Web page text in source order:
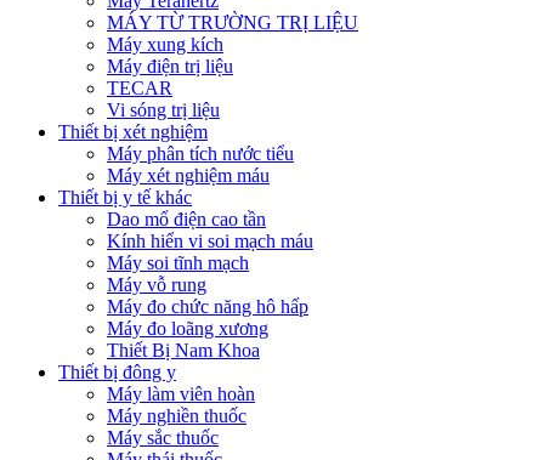
MÁY TỪ TRƯỜNG TRỊ LIỆU
Máy xung kích
Máy điện trị liệu
TECAR
Vi sóng trị liệu
Thiết bị xét nghiệm
Máy phân tích nước tiểu
Máy xét nghiệm máu
Thiết bị y tế khác
Dao mổ điện cao tần
Kính hiển vi soi mạch máu
Máy soi tĩnh mạch
Máy vỗ rung
Máy đo chức năng hô hấp
Máy đo loãng xương
Thiết Bị Nam Khoa
Thiết bị đông y
Máy làm viên hoàn
Máy nghiền thuốc
Máy sắc thuốc